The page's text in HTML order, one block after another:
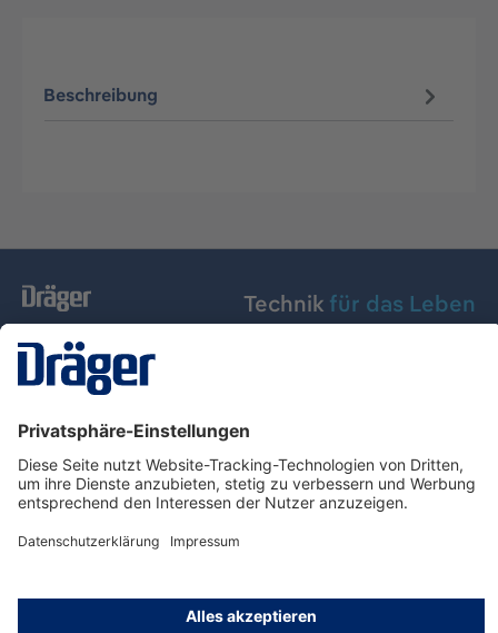
Beschreibung
Technik für das Leben
Dräger Austria GmbH
Über Dräger
Informationen
© Dräger Austria GmbH, 2024